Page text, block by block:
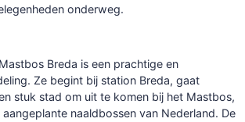
onderweg.
Breda is een prachtige en
Ze begint bij station Breda, gaat
stuk stad om uit te komen bij het Mastbos,
naaldbossen van Nederland. De